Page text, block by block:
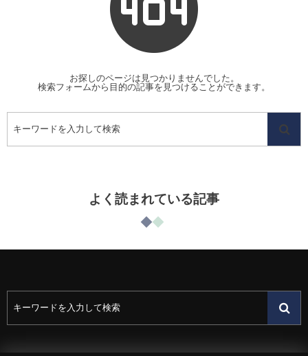
お探しのページは見つかりませんでした。
検索フォームから目的の記事を見つけることができます。
よく読まれている記事